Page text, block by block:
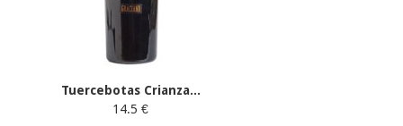
Tuercebotas Crianza...
14.5 €